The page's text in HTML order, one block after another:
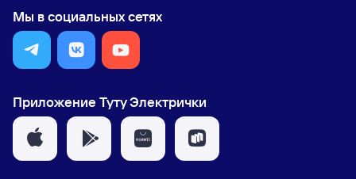
Мы в социальных сетях
Приложение Туту Электрички